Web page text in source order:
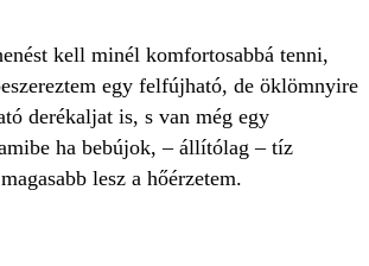
kell minél komfortosabbá tenni,
egy felfújható, de öklömnyire
derékaljat is, s van még egy
ha bebújok, – állítólag – tíz
lesz a hőérzetem.